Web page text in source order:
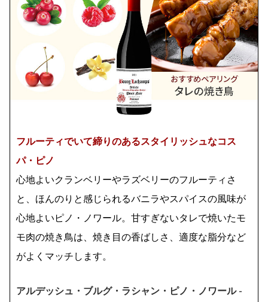
フルーティでいて締りのあるスタイリッシュなコス
パ・ピノ
心地よいクランベリーやラズベリーのフルーティさ
と、ほんのりと感じられるバニラやスパイスの風味が
心地よいピノ・ノワール。甘すぎないタレで焼いたモ
モ肉の焼き鳥は、焼き目の香ばしさ、適度な脂分など
がよくマッチします。
アルデッシュ・ブルグ・ラシャン・ピノ・ノワール -